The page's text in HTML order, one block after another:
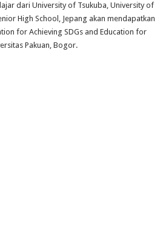
dari University of Tsukuba, University of
High School, Jepang akan mendapatkan
for Achieving SDGs and Education for
Pakuan, Bogor.